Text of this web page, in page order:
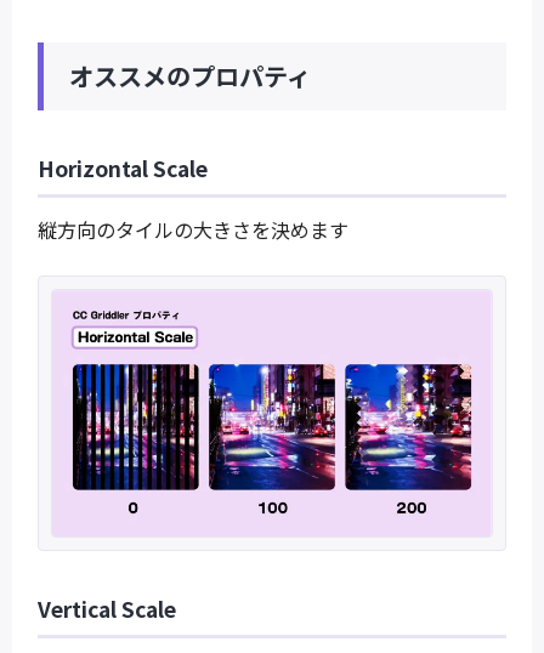
オススメのプロパティ
Horizontal Scale
縦方向のタイルの大きさを決めます
Vertical Scale